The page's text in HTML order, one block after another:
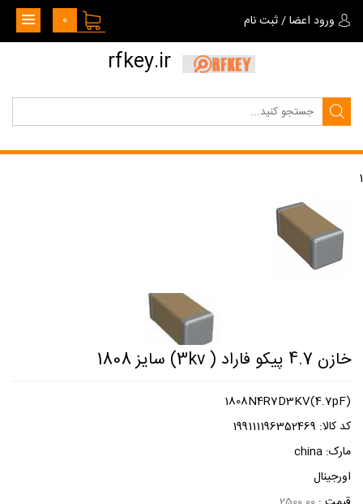
ورود اعضا/ثبت نام 0
rfkey.ir
1
خازن 4.7 پیکو فاراد ( 3kv) سایز 1808
1808N4R7D3KV(4.7pF)
کد کالا: 199111196352469
مارک: china
اورجینال